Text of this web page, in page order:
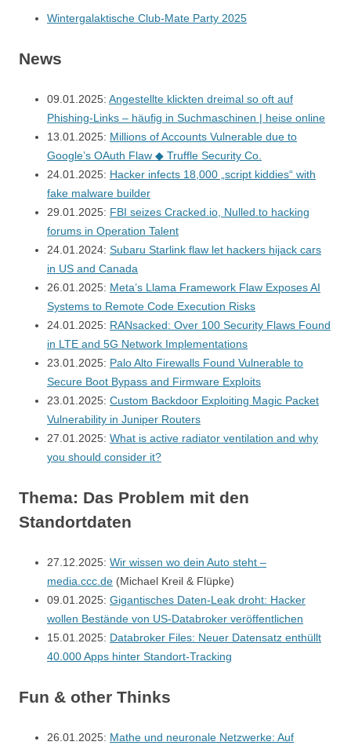
Wintergalaktische Club-Mate Party 2025
News
09.01.2025: Angestellte klickten dreimal so oft auf
Phishing-Links ‒ häufig in Suchmaschinen | heise online
13.01.2025: Millions of Accounts Vulnerable due to
Google’s OAuth Flaw ◆ Truffle Security Co.
24.01.2025: Hacker infects 18,000 „script kiddies“ with
fake malware builder
29.01.2025: FBI seizes Cracked.io, Nulled.to hacking
forums in Operation Talent
24.01.2024: Subaru Starlink flaw let hackers hijack cars
in US and Canada
26.01.2025: Meta’s Llama Framework Flaw Exposes AI
Systems to Remote Code Execution Risks
24.01.2025: RANsacked: Over 100 Security Flaws Found
in LTE and 5G Network Implementations
23.01.2025: Palo Alto Firewalls Found Vulnerable to
Secure Boot Bypass and Firmware Exploits
23.01.2025: Custom Backdoor Exploiting Magic Packet
Vulnerability in Juniper Routers
27.01.2025: What is active radiator ventilation and why
you should consider it?
Thema: Das Problem mit den
Standortdaten
27.12.2025: Wir wissen wo dein Auto steht –
media.ccc.de (Michael Kreil & Flüpke)
09.01.2025: Gigantisches Daten-Leak droht: Hacker
wollen Bestände von US-Databroker veröffentlichen
15.01.2025: Databroker Files: Neuer Datensatz enthüllt
40.000 Apps hinter Standort-Tracking
Fun & other Thinks
26.01.2025: Mathe und neuronale Netzwerke: Auf